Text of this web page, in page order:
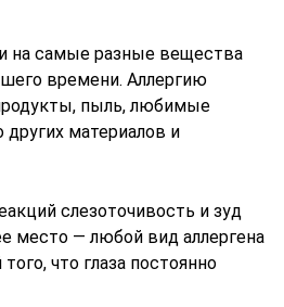
на самые разные вещества
времени. Аллергию
пыль, любимые
материалов и
слезоточивость и зуд
место — любой вид аллергена
что глаза постоянно